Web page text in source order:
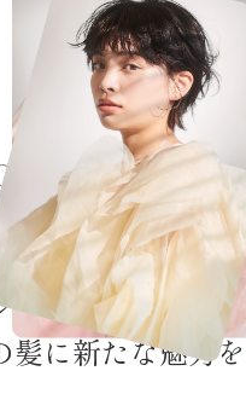
人の実績。
ュのパーマ技術で
髪に新たな魅力を